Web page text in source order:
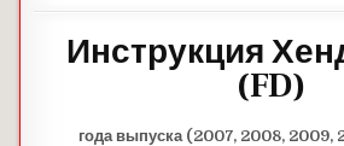
Инструкция
(FD)
года выпуска (2007, 2008, 2009,